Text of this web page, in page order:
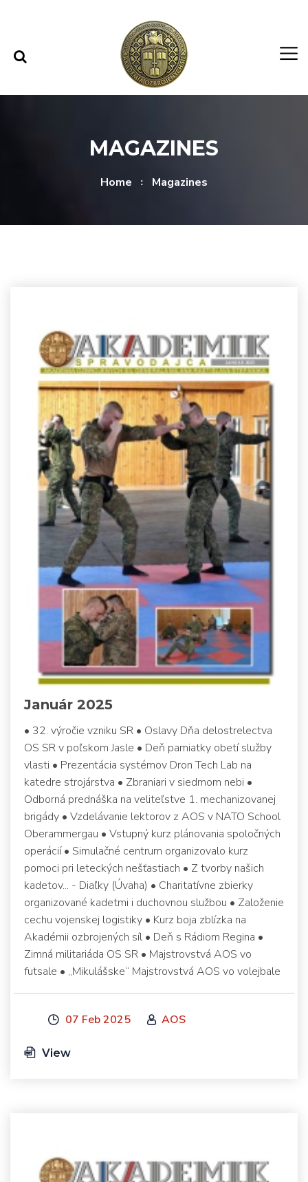
MAGAZINES
Home Magazines
Január 2025
• 32. výročie vzniku SR • Oslavy Dňa delostrelectva
OS SR v poľskom Jasle • Deň pamiatky obetí služby
vlasti • Prezentácia systémov Dron Tech Lab na
katedre strojárstva • Zbraniari v siedmom nebi •
Odborná prednáška na veliteľstve 1. mechanizovanej
brigády • Vzdelávanie lektorov z AOS v NATO School
Oberammergau • Vstupný kurz plánovania spoločných
operácií • Simulačné centrum organizovalo kurz
pomoci pri leteckých nešťastiach • Z tvorby našich
kadetov... - Diaľky (Úvaha) • Charitatívne zbierky
organizované kadetmi i duchovnou službou • Založenie
cechu vojenskej logistiky • Kurz boja zblízka na
Akadémii ozbrojených síl • Deň s Rádiom Regina •
Zimná militariáda OS SR • Majstrovstvá AOS vo
futsale • „Mikulášske“ Majstrovstvá AOS vo volejbale
07 Feb 2025 AOS
View